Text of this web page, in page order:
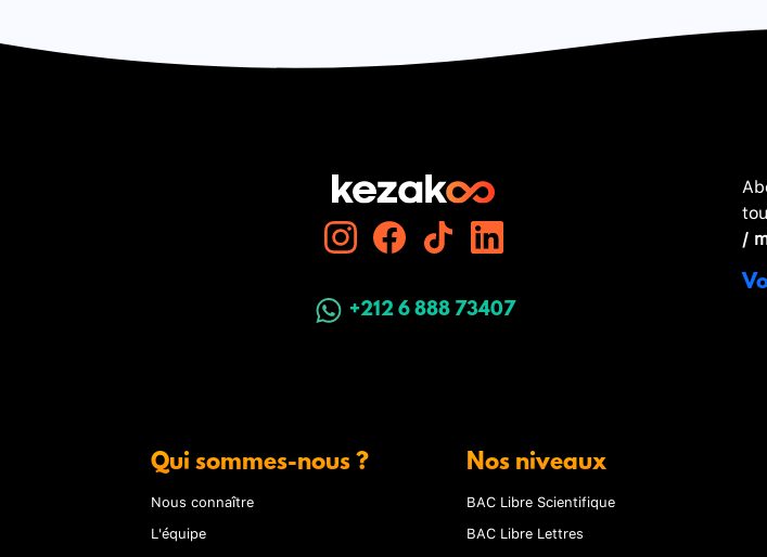
+212 6 888 73407
/
Qui sommes-nous ?
Nous connaître
L'équipe
Nos niveaux
BAC Libre Scientifique
BAC Libre Lettres